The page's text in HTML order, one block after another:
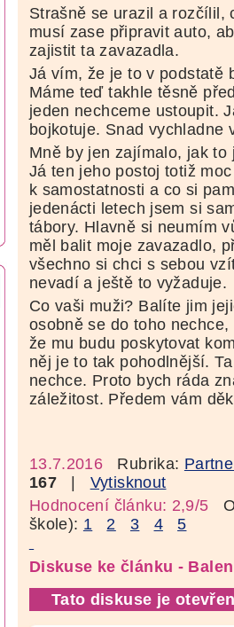
Strašně se urazil a rozčílil,
musí zase připravit auto,
zajistit ta zavazadla.
Já vím, že je to v podstatě
Máme teď takhle těsně
jeden nechceme ustoupit.
bojkotuje. Snad vychladne
Mně by jen zajímalo, jak
Já ten jeho postoj totiž
k samostatnosti a co si
jedenácti letech jsem si
tábory. Hlavně si neumím
měl balit moje zavazadlo,
všechno si chci s sebou
nevadí a ještě to vyžaduje.
Co vaši muži? Balíte jim
osobně se do toho
že mu budu poskytovat
něj je to tak pohodlnější.
nechce. Proto bych ráda
záležitost. Předem vám
13.7.2016 Rubrika:
167| Vytisknout
Hodnocení článku: 2,9/5
škole): 1 2 3 4 5
Diskuse ke článku -
Tato diskuse je